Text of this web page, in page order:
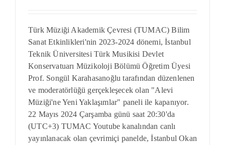
Türk Müziği Akademik Çevresi (TUMAC) Bilim
Sanat Etkinlikleri'nin 2023-2024 dönemi, İstanbul
Teknik Üniversitesi Türk Musikisi Devlet
Konservatuarı Müzikoloji Bölümü Öğretim Üyesi
Prof. Songül Karahasanoğlu tarafından düzenlenen
ve moderatörlüğü gerçekleşecek olan "Alevi
Müziği'ne Yeni Yaklaşımlar" paneli ile kapanıyor.
22 Mayıs 2024 Çarşamba günü saat 20:30'da
(UTC+3) TUMAC Youtube kanalından canlı
yayınlanacak olan çevrimiçi panelde, İstanbul Okan